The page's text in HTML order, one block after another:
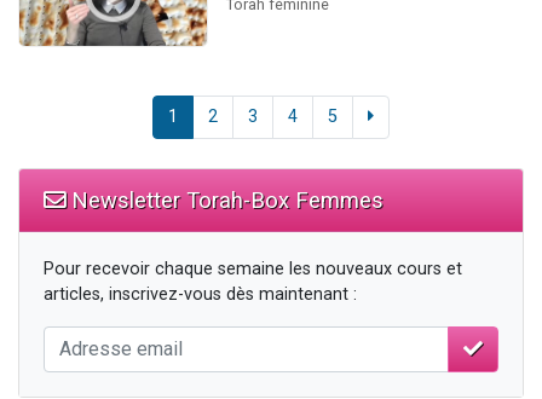
Torah féminine
1 2 3 4 5
Newsletter Torah-Box Femmes
Pour recevoir chaque semaine les nouveaux cours et
articles, inscrivez-vous dès maintenant :